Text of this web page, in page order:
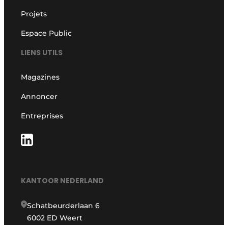
Projets
Espace Public
LIENS UTILS
Magazines
Annoncer
Entreprises
KANTOOR NEDERLAND
Schatbeurderlaan 6
6002 ED Weert